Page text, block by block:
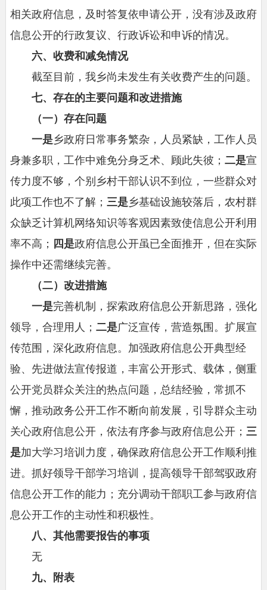
相关政府信息，及时答复依申请公开，没有涉及政府
信息公开的行政复议、行政诉讼和申诉的情况。
六、收费和减免情况
截至目前，我乡尚未发生有关收费产生的问题。
七、存在的主要问题和改进措施
（一）存在问题
一是乡政府日常事务繁杂，人员紧缺，工作人员
身兼多职，工作中难免分身乏术、顾此失彼； 二是宣
传力度不够，个别乡村干部认识不到位，一些群众对
此项工作也不了解； 三是乡基础设施较落后，农村群
众缺乏计算机网络知识等客观因素致使信息公开利用
率不高； 四是政府信息公开虽已全面推开，但在实际
操作中还需继续完善。
（二）改进措施
一是完善机制，探索政府信息公开新思路，强化
领导，合理用人； 二是广泛宣传，营造氛围。扩展宣
传范围，深化政府信息。加强政府信息公开典型经
验、先进做法宣传报道，丰富公开形式、载体，侧重
公开党员群众关注的热点问题，总结经验，常抓不
懈，推动政务公开工作不断向前发展，引导群众主动
关心政府信息公开，依法有序参与政府信息公开； 三
是加大学习培训力度，确保政府信息公开工作顺利推
进。抓好领导干部学习培训，提高领导干部驾驭政府
信息公开工作的能力；充分调动干部职工参与政府信
息公开工作的主动性和积极性。
八、其他需要报告的事项
无
九、附表